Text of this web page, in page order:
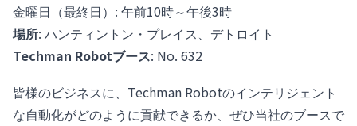
金曜日（最終日）: 午前10時～午後3時
場所: ハンティントン・プレイス、デトロイト
Techman Robotブース: No. 632
皆様のビジネスに、Techman Robotのインテリジェント
な自動化がどのように貢献できるか、ぜひ当社のブースで